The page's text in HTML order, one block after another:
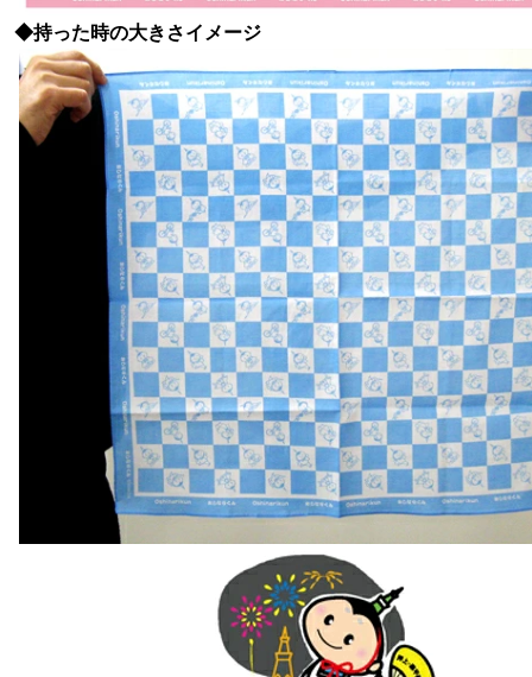
◆持った時の大きさイメージ